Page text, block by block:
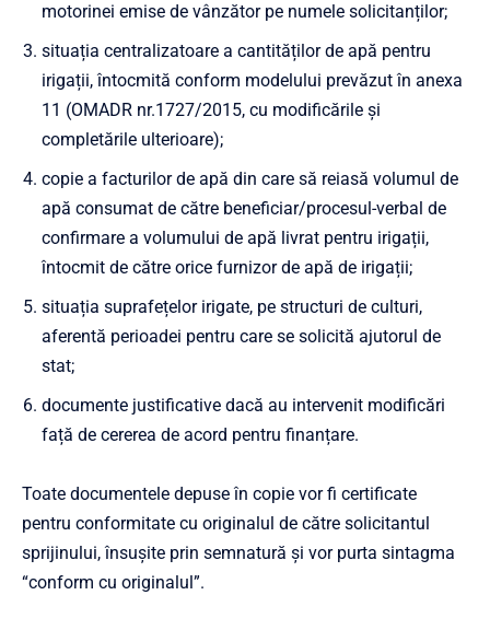
motorinei emise de vânzător pe numele solicitanților;
situația centralizatoare a cantităților de apă pentru
irigații, întocmită conform modelului prevăzut în anexa
11 (OMADR nr.1727/2015, cu modificările și
completările ulterioare);
copie a facturilor de apă din care să reiasă volumul de
apă consumat de către beneficiar/procesul-verbal de
confirmare a volumului de apă livrat pentru irigații,
întocmit de către orice furnizor de apă de irigații;
situația suprafețelor irigate, pe structuri de culturi,
aferentă perioadei pentru care se solicită ajutorul de
stat;
documente justificative dacă au intervenit modificări
față de cererea de acord pentru finanțare.
Toate documentele depuse în copie vor fi certificate
pentru conformitate cu originalul de către solicitantul
sprijinului, însușite prin semnatură și vor purta sintagma
“conform cu originalul”.